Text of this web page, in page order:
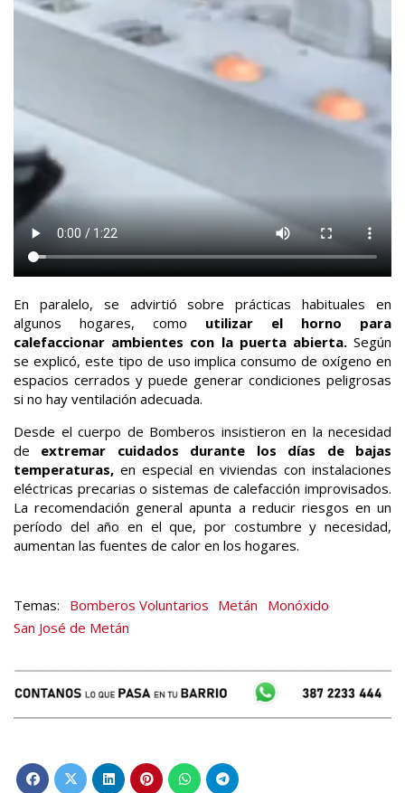
En paralelo, se advirtió sobre prácticas habituales en
algunos hogares, como utilizar el horno para
calefaccionar ambientes con la puerta abierta. Según
se explicó, este tipo de uso implica consumo de oxígeno en
espacios cerrados y puede generar condiciones peligrosas
si no hay ventilación adecuada.
Desde el cuerpo de Bomberos insistieron en la necesidad
de extremar cuidados durante los días de bajas
temperaturas, en especial en viviendas con instalaciones
eléctricas precarias o sistemas de calefacción improvisados.
La recomendación general apunta a reducir riesgos en un
período del año en el que, por costumbre y necesidad,
aumentan las fuentes de calor en los hogares.
Bomberos Voluntarios Metán
Monóxido
San José de Metán